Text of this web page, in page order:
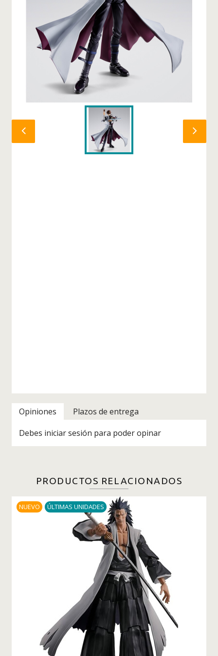
Opiniones
Plazos de entrega
Debes iniciar sesión para poder opinar
PRODUCTOS RELACIONADOS
NUEVO ÚLTIMAS UNIDADES